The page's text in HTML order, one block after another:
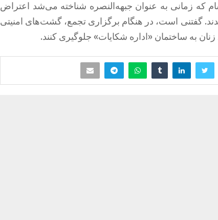
که زمانی به عنوان جبهه‌النصره شناخته می‌شد اعتراض
گفتنی است، در هنگام برگزاری تجمع، گشت‌های امنیتی
به ساختمان «اداره شکایات» جلوگیری کنند.